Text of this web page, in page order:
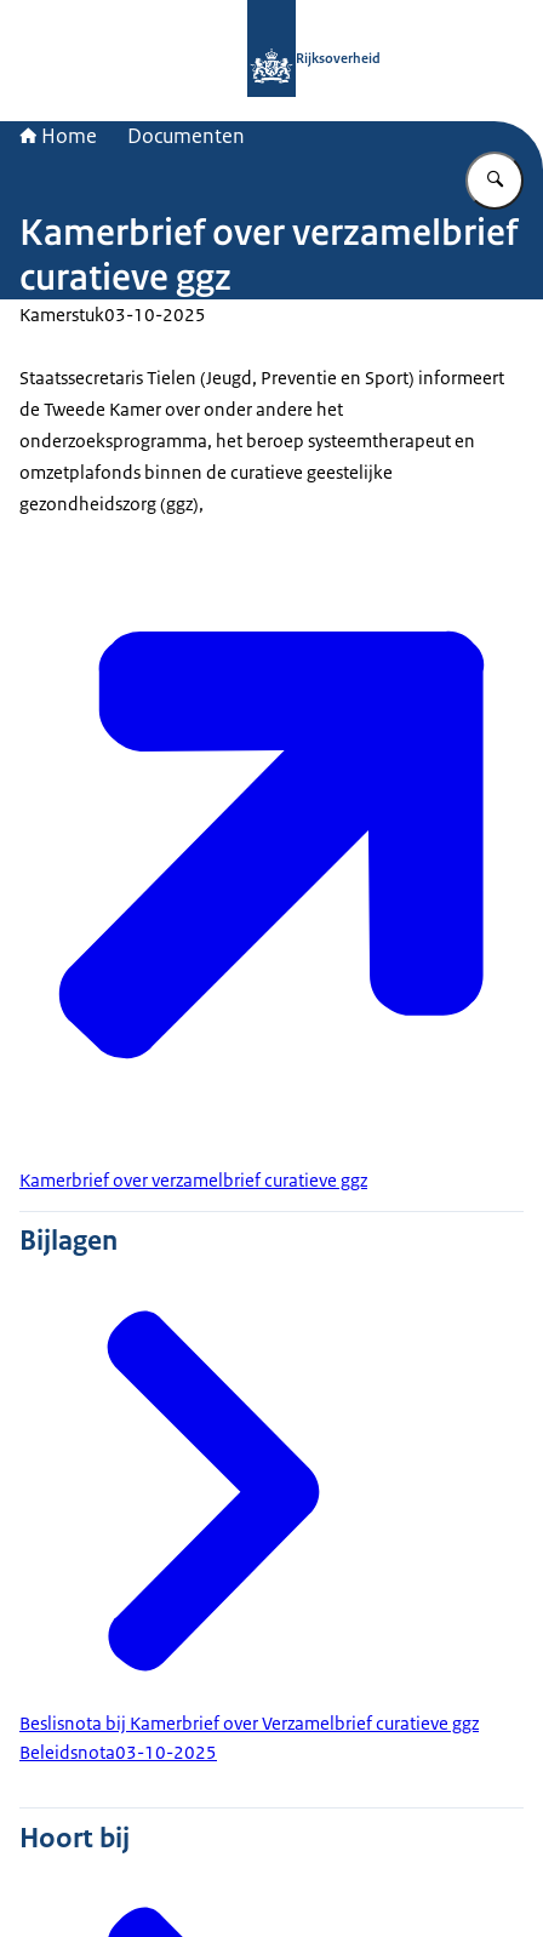
Rijksoverheid
Home Documenten
Kamerbrief over verzamelbrief
curatieve ggz
Kamerstuk03-10-2025
Staatssecretaris Tielen (Jeugd, Preventie en Sport) informeert
de Tweede Kamer over onder andere het
onderzoeksprogramma, het beroep systeemtherapeut en
omzetplafonds binnen de curatieve geestelijke
gezondheidszorg (ggz),
Kamerbrief over verzamelbrief curatieve ggz
Bijlagen
Beslisnota bij Kamerbrief over Verzamelbrief curatieve ggz
Beleidsnota03-10-2025
Hoort bij